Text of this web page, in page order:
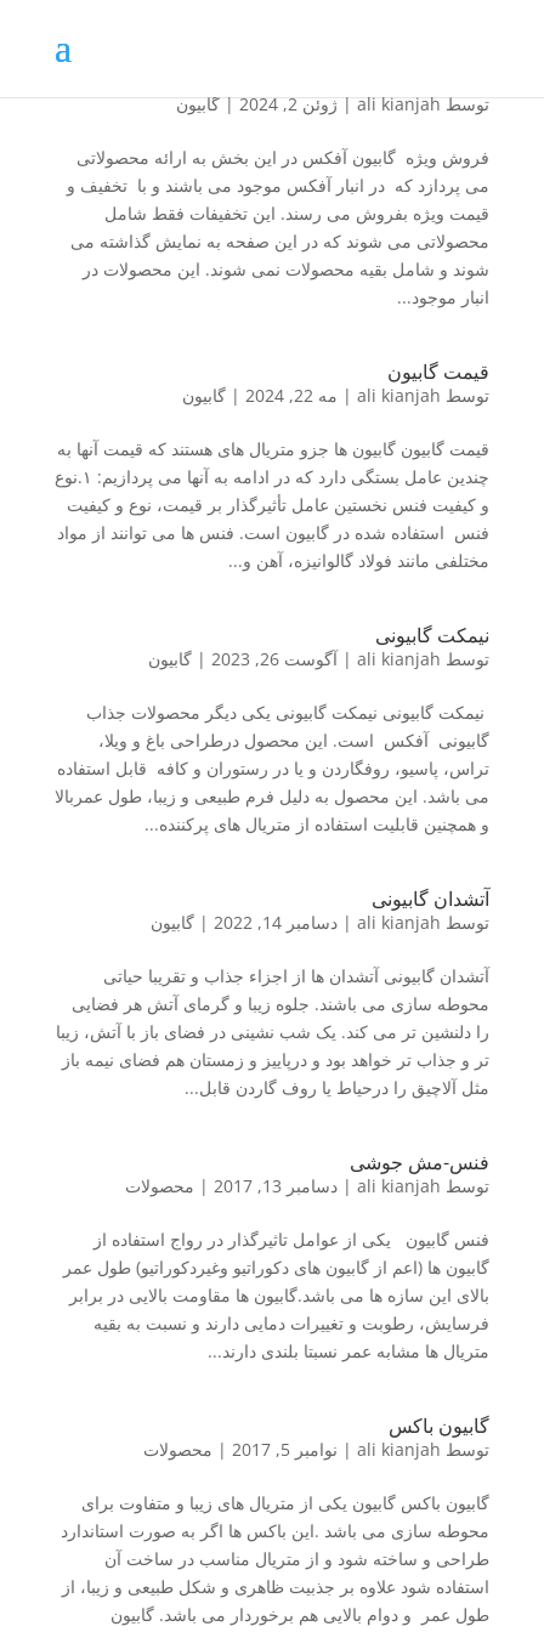
توسطali kianjah
|ژوئن 2, 2024 |گابیون
فروش ویژه گابیون آفکس در این بخش به ارائه محصولاتی
می پردازد که در انبار آفکس موجود می باشند و با تخفیف و
قیمت ویژه بفروش می رسند. این تخفیفات فقط شامل
محصولاتی می شوند که در این صفحه به نمایش گذاشته می
شوند و شامل بقیه محصولات نمی شوند. این محصولات در
انبار موجود...
قیمت گابیون
توسط ali kianjah
| مه 22, 2024 | گابیون
قیمت گابیون گابیون ها جزو متریال های هستند که قیمت آنها به
چندین عامل بستگی دارد که در ادامه به آنها می پردازیم: ۱.نوع
و کیفیت فنس نخستین عامل تأثیرگذار بر قیمت، نوع و کیفیت
فنس استفاده شده در گابیون است. فنس ها می توانند از مواد
مختلفی مانند فولاد گالوانیزه، آهن و...
نیمکت گابیونی
توسط ali kianjah
|آگوست 26, 2023 | گابیون
نیمکت گابیونی نیمکت گابیونی یکی دیگر محصولات جذاب
گابیونی آفکس است. این محصول درطراحی باغ و ویلا،
تراس، پاسیو، روفگاردن و یا در رستوران و کافه قابل استفاده
می باشد. این محصول به دلیل فرم طبیعی و زیبا، طول عمربالا
و همچنین قابلیت استفاده از متریال های پرکننده...
آتشدان گابیونی
توسط ali kianjah
| دسامبر 14, 2022 | گابیون
آتشدان گابیونی آتشدان ها از اجزاء جذاب و تقریبا حیاتی
محوطه سازی می باشند. جلوه زیبا و گرمای آتش هر فضایی
را دلنشین تر می کند. یک شب نشینی در فضای باز با آتش، زیبا
تر و جذاب تر خواهد بود و درپاییز و زمستان هم فضای نیمه باز
مثل آلاچیق را درحیاط یا روف گاردن قابل...
فنس-مش جوشی
توسط ali kianjah
| دسامبر 13, 2017 | محصولات
فنس گابیون یکی از عوامل تاثیرگذار در رواج استفاده از
گابیون ها (اعم از گابیون های دکوراتیو وغیردکوراتیو) طول عمر
بالای این سازه ها می باشد.گابیون ها مقاومت بالایی در برابر
فرسایش، رطوبت و تغییرات دمایی دارند و نسبت به بقیه
متریال ها مشابه عمر نسبتا بلندی دارند...
گابیون باکس
توسط ali kianjah
| نوامبر 5, 2017 | محصولات
گابیون باکس گابیون یکی از متریال های زیبا و متفاوت برای
محوطه سازی می باشد .این باکس ها اگر به صورت استاندارد
طراحی و ساخته شود و از متریال مناسب در ساخت آن
استفاده شود علاوه بر جذبیت ظاهری و شکل طبیعی و زیبا، از
طول عمر و دوام بالایی هم برخوردار می باشد. گابیون